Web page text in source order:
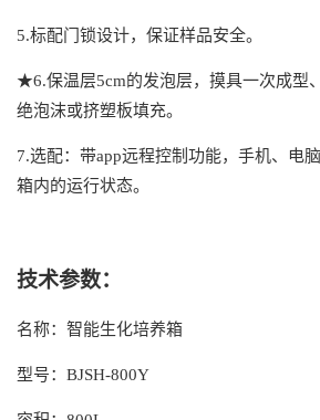
5.标配门锁设计，保证样品安全。
★6.保温层5cm的发泡层，摸具一次成型
绝泡沫或挤塑板填充。
7.选配：带app远程控制功能，手机、电
箱内的运行状态。
技术参数：
名称：智能生化培养箱
型号： BJSH-800Y